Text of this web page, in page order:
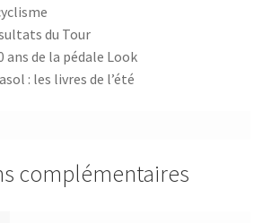
du Tour
ans de la pédale Look
: les livres de l’été
complémentaires